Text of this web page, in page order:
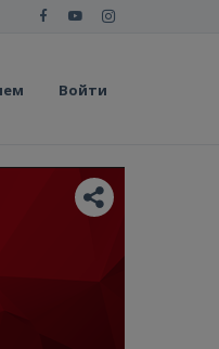
Войти